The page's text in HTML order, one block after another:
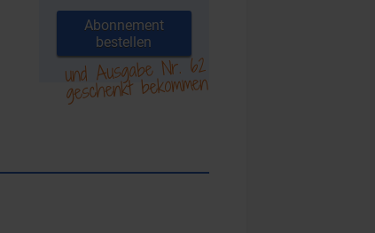
Abonnement
bestellen
und Ausgabe Nr. 62
geschenkt bekommen